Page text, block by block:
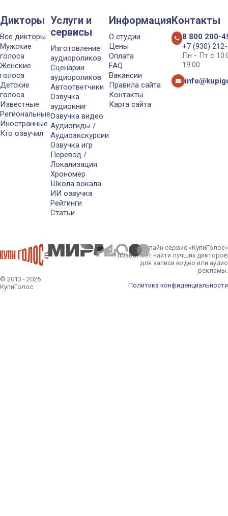
Дикторы
Все дикторы
Мужские
голоса
Женские
голоса
Детские
голоса
Известные
Региональные
Иностранные
Кто озвучил
Услуги и
сервисы
Изготовление
аудиороликов
Сценарии
аудиороликов
Автоответчики
Озвучка
аудиокниг
Озвучка видео
Аудиогиды /
Аудиоэкскурсии
Озвучка игр
Перевод /
Локализация
Хрономер
Школа вокала
ИИ озвучка
Рейтинги
Статьи
Информация
О студии
Цены
Оплата
FAQ
Вакансии
Правила сайта
Контакты
Карта сайта
Контакты
8 800 200-
+7 (930)
Пн - Пт с
19:00
© 2013 - 2026
КупиГолос
Онлайн сервис «КупиГолос»
позволяет найти лучших дикторов
для записи видео или аудио
рекламы.
Политика конфиденциальности